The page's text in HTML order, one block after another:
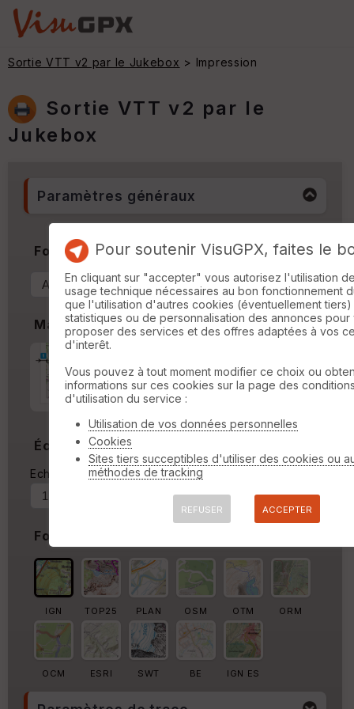
Sortie VTT v2 par le Jukebox > Impression
Sortie VTT v2 par le
Jukebox
Paramètres généraux
Format & Orientation
Marges
Marge autour de la trace
Échelle
Echelle actuelle : 1/40823
Fond de carte
IGN TOP25 PLAN OSM OTM ORM
OCM ESRI SWT BE IGN ES
Pour soutenir VisuGPX, faites le
En cliquant sur "accepter" vous autorisez l'utilisation
usage technique nécessaires au bon fonctionnement
que l'utilisation d'autres cookies (éventuellement
statistiques ou de personnalisation des annonces pour
proposer des services et des offres adaptées à vos
d'interêt.
Vous pouvez à tout moment modifier ce choix ou
informations sur ces cookies sur la page des
d'utilisation du service :
Utilisation de vos données personnelles
Cookies
Sites tiers succeptibles d'utiliser des cookies ou
méthodes de tracking
REFUSER ACCEPTER